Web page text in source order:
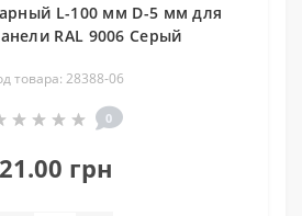
L-100 мм D-5 мм для
RAL 9006 Серый
товара: 28388-06
0
21.00 грн